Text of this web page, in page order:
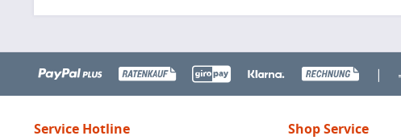
|
Service Hotline Shop Service